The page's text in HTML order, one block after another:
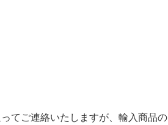
てご連絡いたしますが、輸入商品の